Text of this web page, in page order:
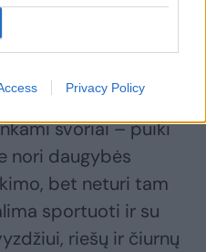
Privacy Policy
dengti guminiai,
poliuretaniniai ir
svoriai – puiki
nori daugybės
bet neturi tam
sportuoti ir su
riešų ir čiurnų